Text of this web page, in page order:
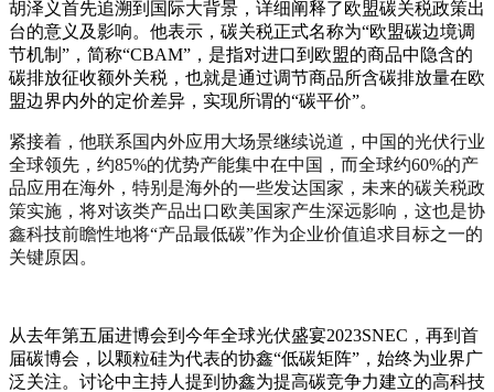
胡泽义首先追溯到国际大背景，详细阐释了欧盟碳关税政策出
台的意义及影响。他表示，碳关税正式名称为“欧盟碳边境调
节机制”，简称“CBAM”，是指对进口到欧盟的商品中隐含的
碳排放征收额外关税，也就是通过调节商品所含碳排放量在欧
盟边界内外的定价差异，实现所谓的“碳平价”。
紧接着，他联系国内外应用大场景继续说道，中国的光伏行业
全球领先，约85%的优势产能集中在中国，而全球约60%的产
品应用在海外，特别是海外的一些发达国家，未来的碳关税政
策实施，将对该类产品出口欧美国家产生深远影响，这也是协
鑫科技前瞻性地将“产品最低碳”作为企业价值追求目标之一的
关键原因。
从去年第五届进博会到今年全球光伏盛宴2023SNEC ，再到首
届碳博会，以颗粒硅为代表的协鑫“低碳矩阵”，始终为业界广
泛关注。讨论中主持人提到协鑫为提高碳竞争力建立的高科技